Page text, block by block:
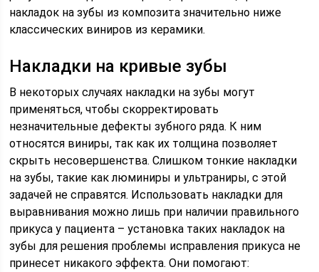
накладок на зубы из композита значительно ниже
классических виниров из керамики.
Накладки на кривые зубы
В некоторых случаях накладки на зубы могут
применяться, чтобы скорректировать
незначительные дефекты зубного ряда. К ним
относятся виниры, так как их толщина позволяет
скрыть несовершенства. Слишком тонкие накладки
на зубы, такие как люминиры и ультраниры, с этой
задачей не справятся. Использовать накладки для
выравнивания можно лишь при наличии правильного
прикуса у пациента – установка таких накладок на
зубы для решения проблемы исправления прикуса не
принесет никакого эффекта. Они помогают: